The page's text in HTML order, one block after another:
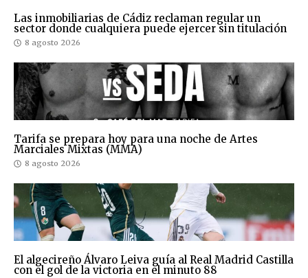
Las inmobiliarias de Cádiz reclaman regular un
sector donde cualquiera puede ejercer sin titulación
8 agosto 2026
Tarifa se prepara hoy para una noche de Artes
Marciales Mixtas (MMA)
8 agosto 2026
El algecireño Álvaro Leiva guía al Real Madrid Castilla
con el gol de la victoria en el minuto 88